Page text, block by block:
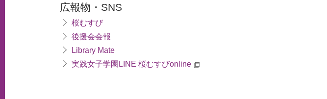
広報物・SNS
桜むすび
後援会会報
Library Mate
実践女子学園LINE 桜むすびonline